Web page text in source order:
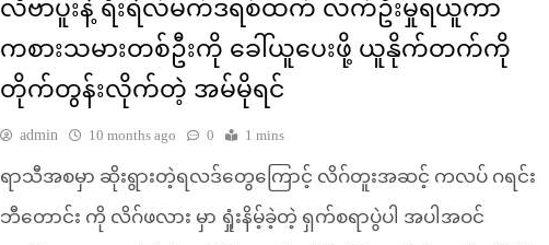
လီဗာပူးနဲ့ ရီးရဲလ်မက်ဒရစ်ထက် လက်ဦးမှုရယူကာ
ကစားသမားတစ်ဦးကို ခေါ်ယူပေးဖို့ ယူနိုက်တက်ကို
တိုက်တွန်းလိုက်တဲ့ အမ်မိုရင်
admin 10 months ago 0 1 mins
ရာသီအစမှာ ဆိုးရွားတဲ့ရလဒ်တွေကြောင့် လိဂ်တူးအဆင့် ကလပ် ဂရင်း
ဘီတောင်း ကို လိဂ်ဖလား မှာ ရှုံးနိမ့်ခဲ့တဲ့ ရှက်စရာပွဲပါ အပါအဝင်